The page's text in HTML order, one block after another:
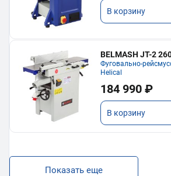
В корзину
BELMASH JT-2
Фуговально-
Helical
184 990 ₽
В корзину
Показать еще